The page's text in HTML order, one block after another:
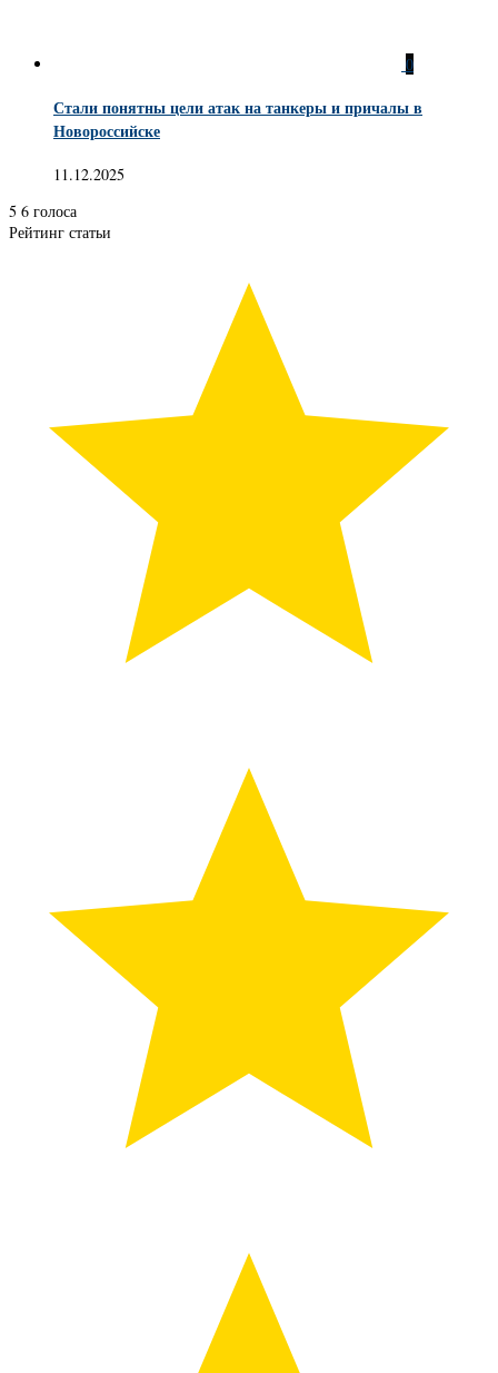
0
Стали понятны цели атак на танкеры и причалы в
Новороссийске
11.12.2025
5 6 голоса
Рейтинг статьи